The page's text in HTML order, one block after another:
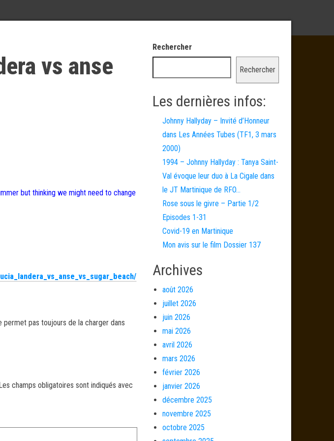
vs anse
but thinking we might need to change
permet pas toujours de la charger dans
champs obligatoires sont indiqués avec
Rechercher
Rechercher
Les dernières infos:
Johnny Hallyday – Invité d’Honneur
dans Les Années Tubes (TF1, 3 mars
2000)
1994 – Johnny Hallyday : Tanya Saint-
Val évoque leur duo à La Cigale dans
le JT Martinique de RFO…
Rose sous le givre – Partie 1/2
Episodes 1-31
Covid-19 en Martinique
Mon avis sur le film Dossier 137
Archives
août 2026
juillet 2026
juin 2026
mai 2026
avril 2026
mars 2026
février 2026
janvier 2026
décembre 2025
novembre 2025
octobre 2025